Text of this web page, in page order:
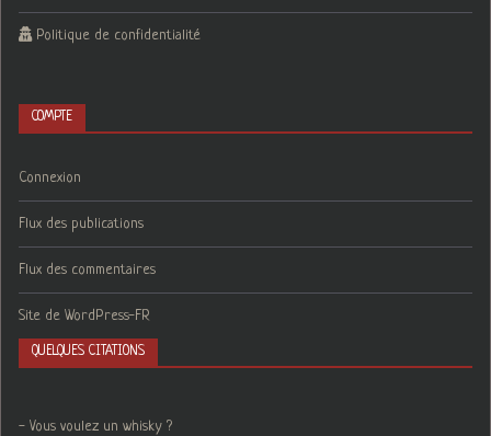
Politique de confidentialité
COMPTE
Connexion
Flux des publications
Flux des commentaires
Site de WordPress-FR
QUELQUES CITATIONS
- Vous voulez un whisky ?